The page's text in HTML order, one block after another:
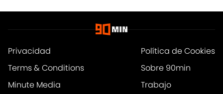
Privacidad
Política de Cookies
Terms & Conditions
Sobre 90min
Minute Media
Trabajo